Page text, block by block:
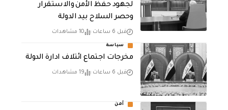
لجهود حفظ الأمن والاستقرار
وحصر السلاح بيد الدولة
قبل 6 ساعات 10 مشاهدات
سياسة
مخرجات اجتماع ائتلاف ادارة الدولة
قبل 6 ساعات 19 مشاهدات
أمن